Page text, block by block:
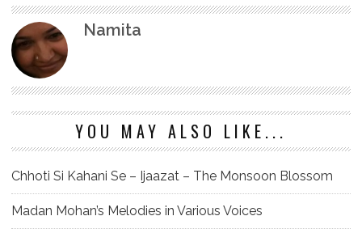
Namita
YOU MAY ALSO LIKE...
Chhoti Si Kahani Se – Ijaazat – The Monsoon Blossom
Madan Mohan’s Melodies in Various Voices